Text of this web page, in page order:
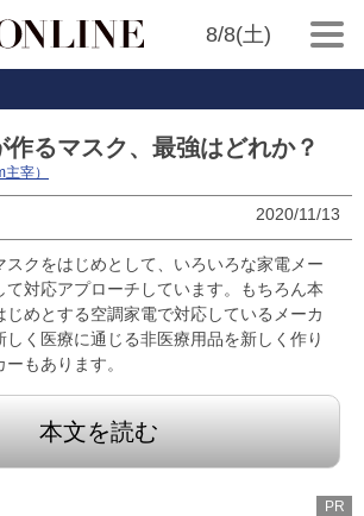
8/8(土)
作るマスク、最強はどれか？
宰）
2020/11/13
スクをはじめとして、いろいろな家電メー
て対応アプローチしています。もちろん本
じめとする空調家電で対応しているメーカ
しく医療に通じる非医療用品を新しく作り
もあります。
本文を読む
PR